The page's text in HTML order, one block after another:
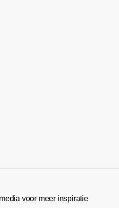
voor meer inspiratie